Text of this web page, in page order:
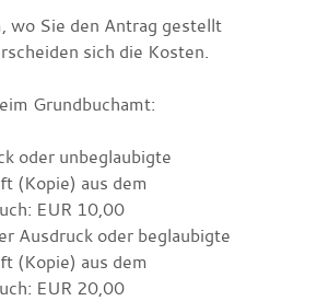
wo Sie den Antrag gestellt
sich die Kosten.
Grundbuchamt:
oder unbeglaubigte
(Kopie) aus dem
EUR 10,00
Ausdruck oder beglaubigte
(Kopie) aus dem
EUR 20,00